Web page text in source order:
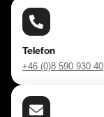
Telefon
+46 (0)8 590 930 40